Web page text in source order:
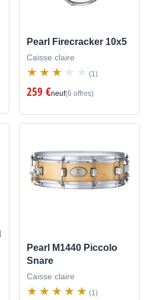
Pearl Firecracker 10x5
Caisse claire
(1)
259 €neuf(6 offres)
Pearl M1440 Piccolo
Snare
Caisse claire
(1)